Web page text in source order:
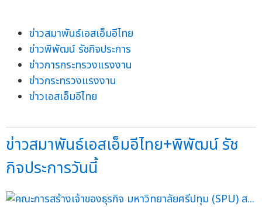
ข่าวสมาพันธ์เอสเอ็มอีไทย
ข่าวพิพัฒน์ รัชกิจประการ
ข่าวการกระทรวงแรงงาน
ข่าวกระทรวงแรงงาน
ข่าวเอสเอ็มอีไทย
ข่าวสมาพันธ์เอสเอ็มอีไทย+พิพัฒน์ รัช
กิจประการวันนี้